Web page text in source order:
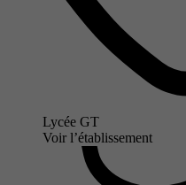
Lycée GT
Voir l’établissement